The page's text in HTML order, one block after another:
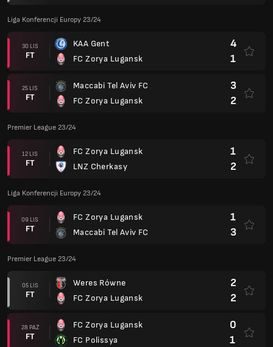
Liga Konferencji Europy 23/24
30 LIS
FT
KAA Gent
FC Zorya Lugansk
4
1
25 LIS
FT
Maccabi Tel Aviv FC
FC Zorya Lugansk
3
2
Premier League 23/24
12 LIS
FT
FC Zorya Lugansk
LNZ Cherkasy
1
2
Liga Konferencji Europy 23/24
09 LIS
FT
FC Zorya Lugansk
Maccabi Tel Aviv FC
1
3
Premier League 23/24
05 LIS
FT
Weres Równe
FC Zorya Lugansk
2
2
28 PAŹ
FT
FC Zorya Lugansk
FC Polissya
0
1